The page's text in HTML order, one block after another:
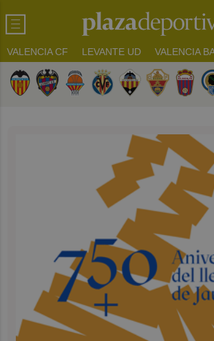
VALENCIA CF LEVANTE UD VALENCIA